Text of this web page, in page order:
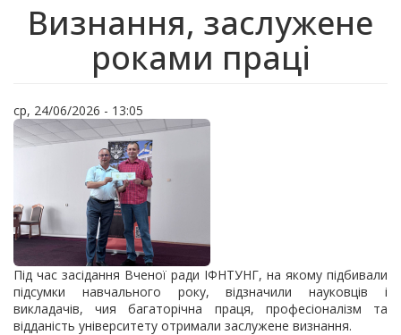
Визнання, заслужене
роками праці
ср, 24/06/2026 - 13:05
Під час засідання Вченої ради ІФНТУНГ, на якому підбивали
підсумки навчального року, відзначили науковців і
викладачів, чия багаторічна праця, професіоналізм та
відданість університету отримали заслужене визнання.